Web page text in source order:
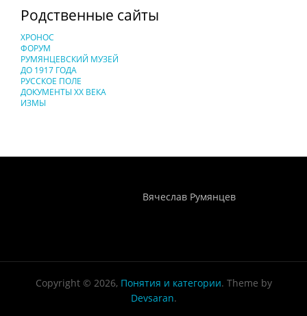
Родственные сайты
ХРОНОС
ФОРУМ
РУМЯНЦЕВСКИЙ МУЗЕЙ
ДО 1917 ГОДА
РУССКОЕ ПОЛЕ
ДОКУМЕНТЫ XX ВЕКА
ИЗМЫ
Вячеслав Румянцев
Copyright © 2026, Понятия и категории. Theme by
Devsaran.